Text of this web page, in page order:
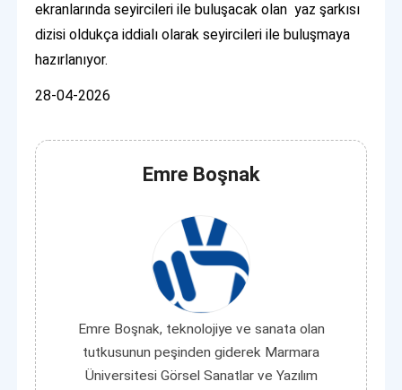
ekranlarında seyircileri ile buluşacak olan yaz şarkısı
dizisi oldukça iddialı olarak seyircileri ile buluşmaya
hazırlanıyor.
28-04-2026
Emre Boşnak
Emre Boşnak, teknolojiye ve sanata olan
tutkusunun peşinden giderek Marmara
Üniversitesi Görsel Sanatlar ve Yazılım